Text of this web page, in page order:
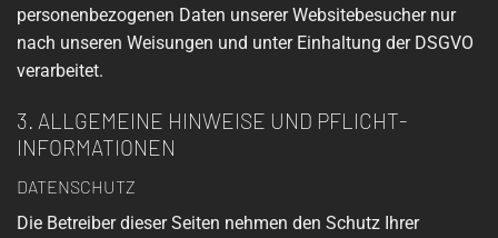
personenbezogenen Daten unserer Websitebesucher nur
nach unseren Weisungen und unter Einhaltung der DSGVO
verarbeitet.
3. ALLGEMEINE HINWEISE UND PFLICHT­
INFORMATIONEN
DATENSCHUTZ
Die Betreiber dieser Seiten nehmen den Schutz Ihrer